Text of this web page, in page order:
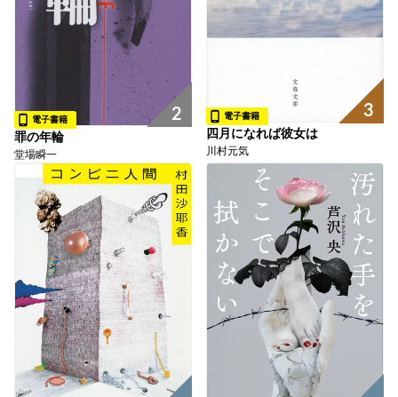
2
電子書籍
罪の年輪
堂場瞬一
3
電子書籍
四月になれば彼女は
川村元気